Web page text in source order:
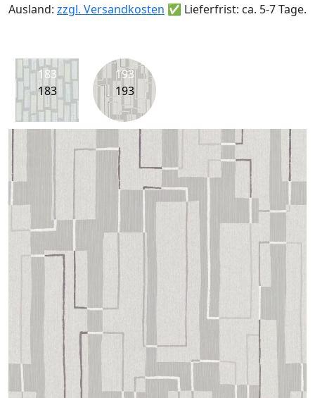
Ausland: zzgl. Versandkosten ✅ Lieferfrist: ca. 5-7 Tage.
183
183
193
193